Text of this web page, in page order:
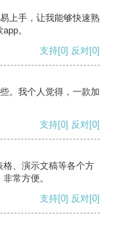
上手，让我能够快速熟
。
支持[0] 反对[0]
。我个人觉得，一款加
支持[0] 反对[0]
、演示文稿等各个方
常方便。
支持[0] 反对[0]